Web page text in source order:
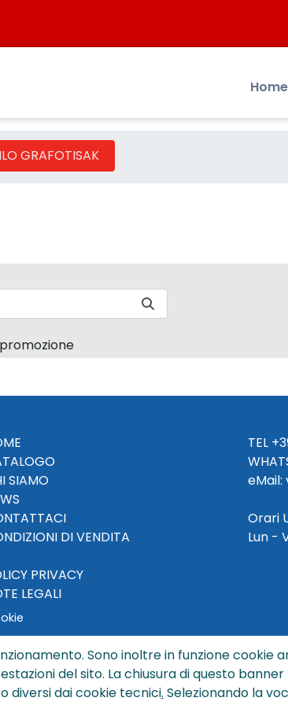
Home
GRAFOTISAK
SIAMO
DI VENDITA
PRIVACY
LEGALI
TEL
eMail:
Orari
Lun -
Sisters S.r.l. - All rights reserved
429992 - PEC sisterssrl@legalmail.it
Sono inoltre in funzione cookie
del sito. La chiusura di questo
diversi dai cookie tecnici. Selezionando la